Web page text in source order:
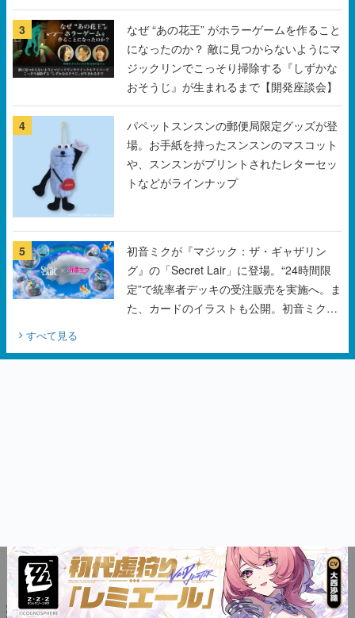
3
なぜ “あの花王” がホラーゲームを作ること
になったのか？ 敵に見つからないようにマ
ジックリンでこっそり掃除する『しずかな
おそうじ』が生まれるまで【開発座談会】
4
パペットスンスンの郵便局限定グッズが登
場。お手紙を持ったスンスンのマスコット
や、スンスンがプリントされたレターセッ
トなどがラインナップ
5
初音ミクが『マジック：ザ・ギャザリン
グ』の「Secret Lair」に登場。“24時間限
定”で統率者デッキの受注販売を実施へ。ま
た、カードのイラストも公開。初音ミクの
すべて見る
カテゴリーピックアップ